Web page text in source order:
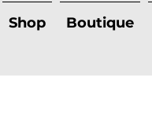
Shop Boutique